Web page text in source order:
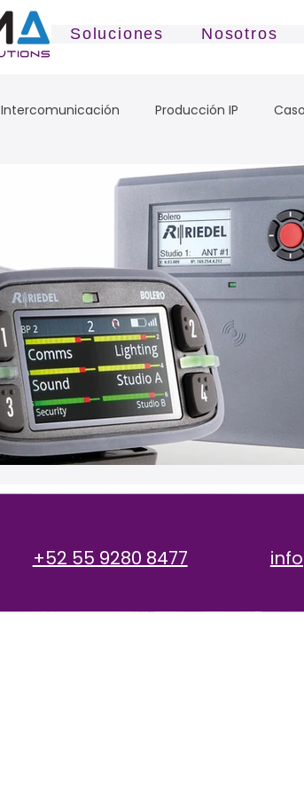
Soluciones Nosotros
Intercomunicación Producción IP
+52 55 9280 8477